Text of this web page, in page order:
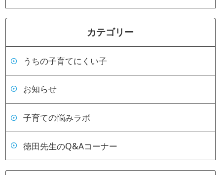
カテゴリー
うちの子育てにくい子
お知らせ
子育ての悩みラボ
徳田先生のQ&Aコーナー